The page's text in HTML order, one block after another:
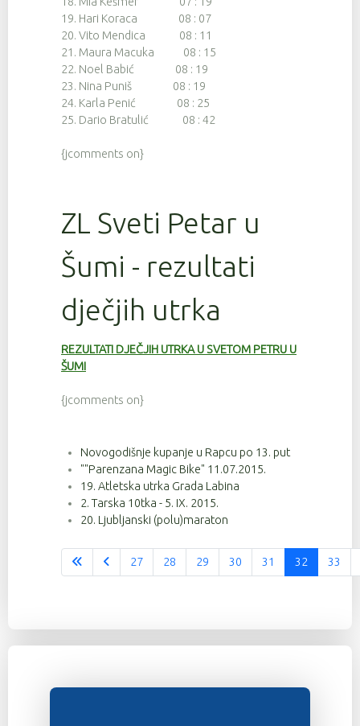
19. Hari Koraca 08 : 07
20. Vito Mendica 08 : 11
21. Maura Macuka 08 : 15
22. Noel Babić 08 : 19
23. Nina Puniš 08 : 19
24. Karla Penić 08 : 25
25. Dario Bratulić 08 : 42
{jcomments on}
ZL Sveti Petar u
Šumi - rezultati
dječjih utrka
REZULTATI DJEČJIH UTRKA U SVETOM PETRU U
ŠUMI
{jcomments on}
Novogodišnje kupanje u Rapcu po 13. put
""Parenzana Magic Bike" 11.07.2015.
19. Atletska utrka Grada Labina
2. Tarska 10tka - 5. IX. 2015.
20. Ljubljanski (polu)maraton
Stranica 32 od 37
27 28 29 30 31 32 33